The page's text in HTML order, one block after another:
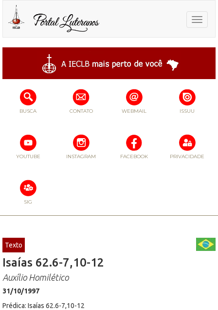
Toggle
BUSCA CONTATO WEBMAIL ISSUU
YOUTUBE INSTAGRAM FACEBOOK PRIVACIDADE
SIG
Texto
Isaías 62.6-7,10-12
Auxílio Homilético
31/10/1997
Prédica: Isaías 62.6-7,10-12